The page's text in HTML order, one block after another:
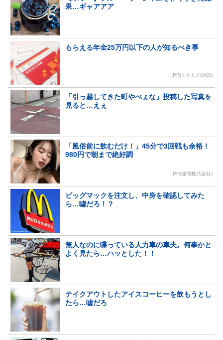
果…ギャアアア
もらえる年金25万円以下の人が知るべき事
PR(くらしの話題)
「引っ越してきた町やべぇな」投稿した写真を
見ると…えぇ
「風俗前に飲むだけ！」45分で3回戦も余裕！
980円で朝まで絶好調
PR(健商株式会社)
ビッグマックを注文し、中身を確認してみた
ら…噓だろ！？
無人なのに喋っている人力車の車夫。何事かと
よく見たら…ハッとした！！
テイクアウトしたアイスコーヒーを飲もうとし
たら…嘘だろ